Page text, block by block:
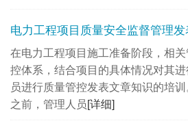
电力工程项目质量安全监督管理
在电力工程项目施工准备阶段，相
控体系，结合项目的具体情况对其
员进行质量管控发表文章知识的培
之前，管理人员 [详细]